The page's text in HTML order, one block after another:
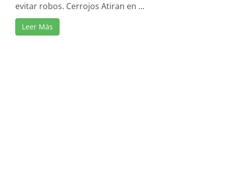
evitar robos. Cerrojos Atiran en ...
Leer Más